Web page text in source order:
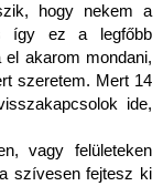
hogy nekem a
így ez a legfőbb
el akarom mondani,
szeretem. Mert 14
ide,
vagy felületeken
szívesen fejtesz ki